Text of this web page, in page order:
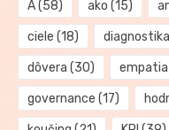
A(58) ako (15)
ciele (18) diagnostika
dôvera (30) empatia
governance (17)